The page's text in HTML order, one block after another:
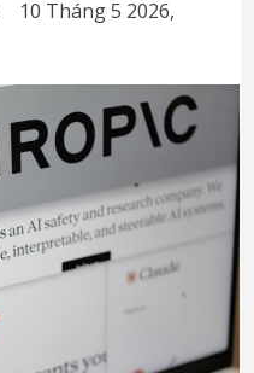
10 Tháng 5 2026,